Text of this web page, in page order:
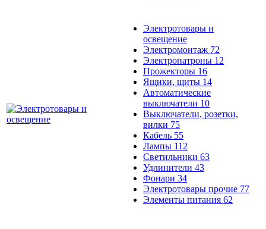
Электротовары и
освещение
Электромонтаж 72
Электропатроны 12
Прожекторы 16
Ящики, щиты 14
Автоматические
выключатели 10
Выключатели, розетки,
вилки 75
Кабель 55
Лампы 112
Светильники 63
Удлинители 43
Фонари 34
Электротовары прочие 77
Элементы питания 62